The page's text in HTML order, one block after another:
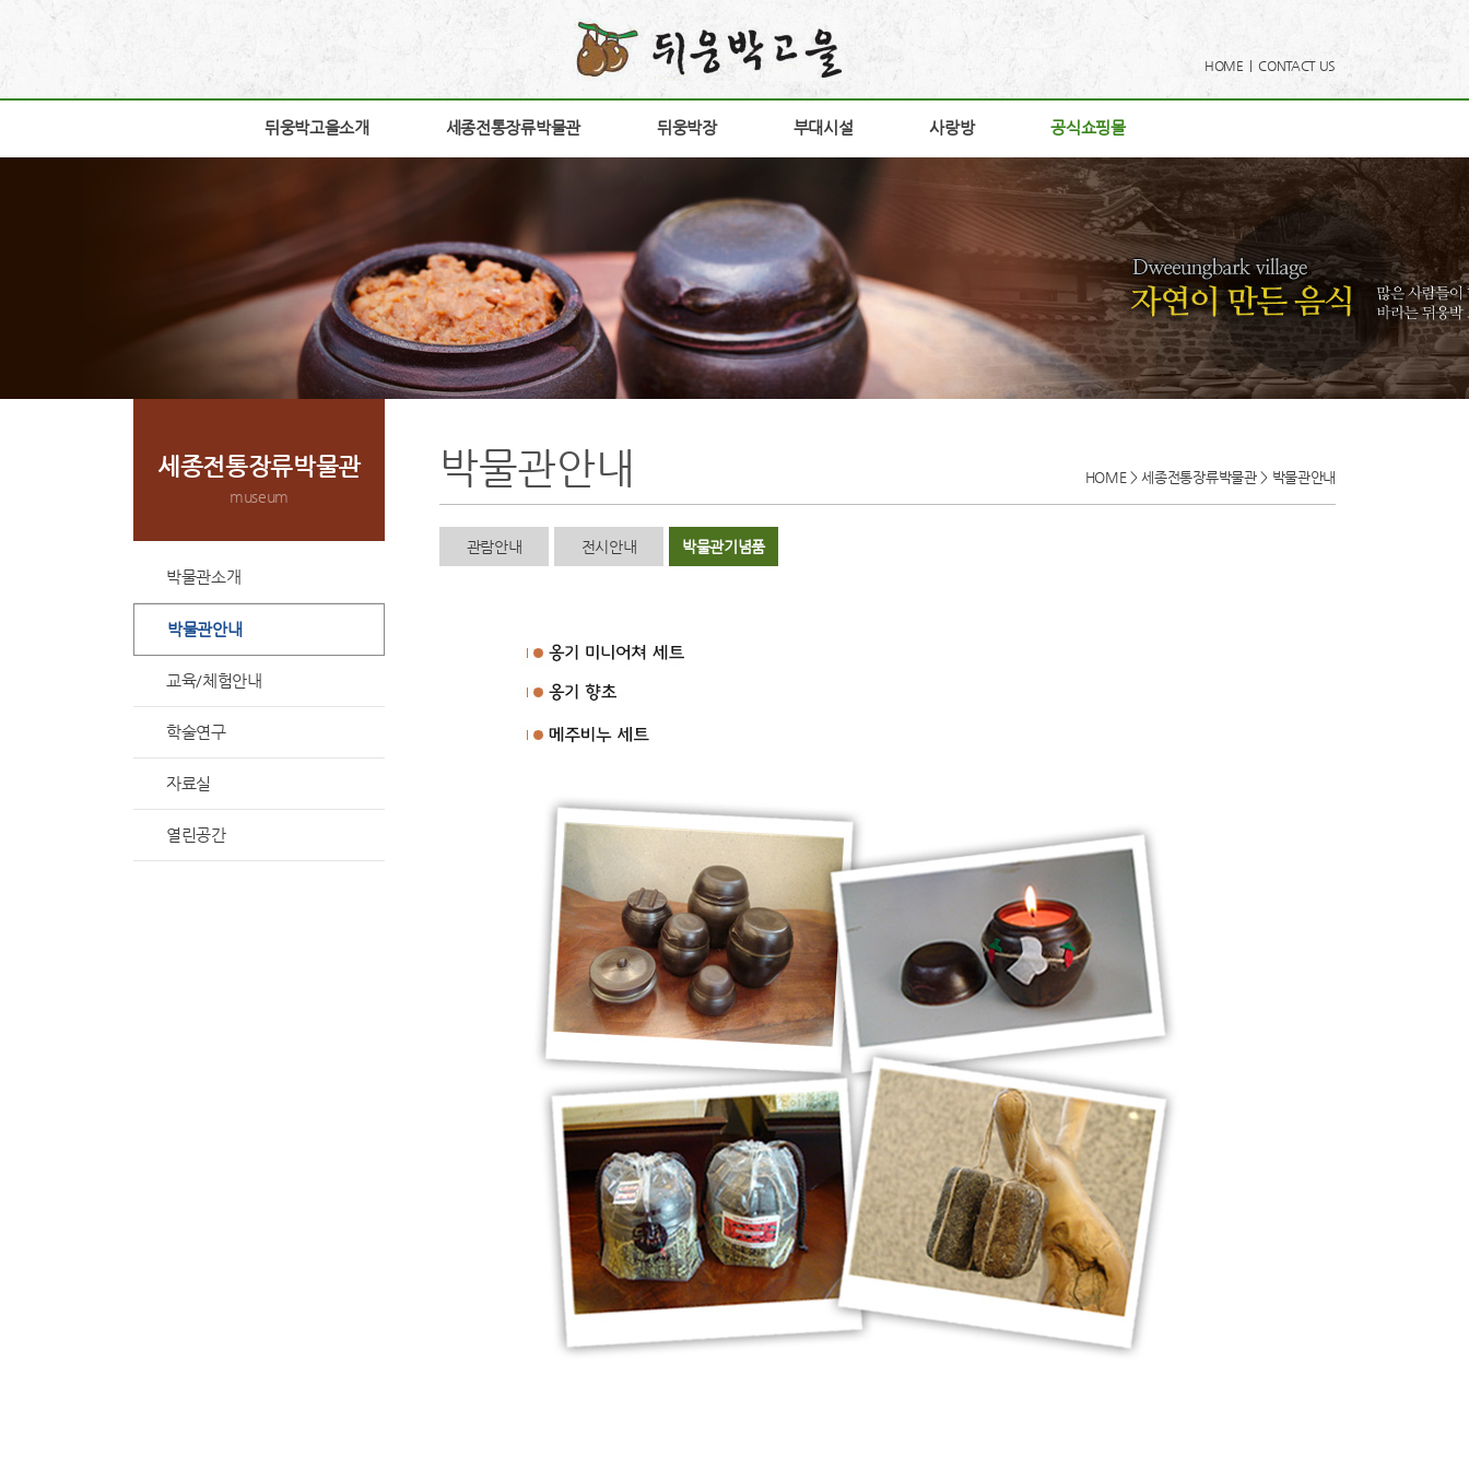
HOME |CONTACT US
뒤웅박고을소개 세종전통장류박물관 뒤웅박장 부대시설 사랑방 공식쇼핑몰
뒤웅박고을소개 세종전통장류박물관 뒤웅박장 부대시설 사랑방 공식쇼핑몰
뒤웅박웹툰
찾아오시는길
학술연구
자료실
열린공간
상품소개
연구개발
구절초고추장
가비향
전시판매장
홍보동영상
세종전통장류박물관
museum
박물관소개
박물관안내
교육/체험안내
학술연구
자료실
열린공간
박물관안내 HOME > 세종전통장류박물관 > 박물관안내
관람안내 전시안내 박물관기념품